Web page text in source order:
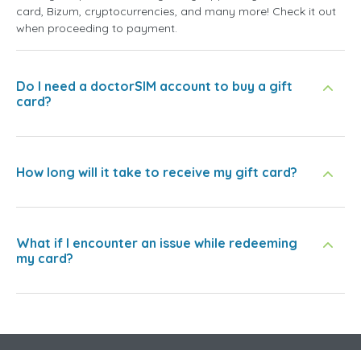
card, Bizum, cryptocurrencies, and many more! Check it out
when proceeding to payment.
Do I need a doctorSIM account to buy a gift
card?
How long will it take to receive my gift card?
What if I encounter an issue while redeeming
my card?